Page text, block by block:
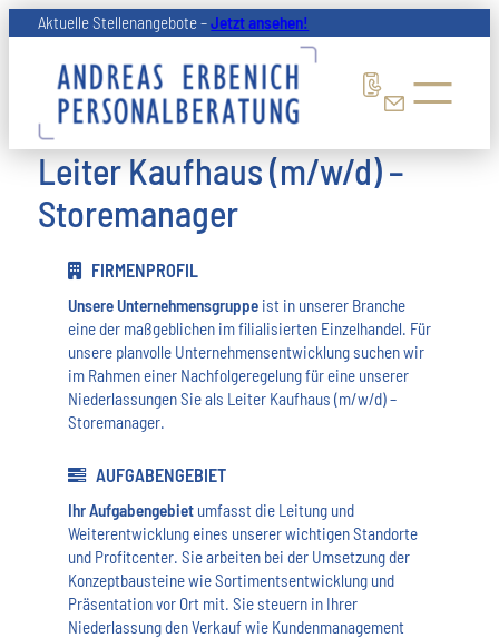
Inhalt
springen
Aktuelle Stellenangebote –Jetzt ansehen!
Leiter Kaufhaus (m/w/d) –
Storemanager
FIRMENPROFIL
Unsere Unternehmensgruppeist in unserer Branche
eine der maßgeblichen im filialisierten Einzelhandel. Für
unsere planvolle Unternehmensentwicklung suchen wir
im Rahmen einer Nachfolgeregelung für eine unserer
Niederlassungen Sie als Leiter Kaufhaus (m/w/d) –
Storemanager.
AUFGABENGEBIET
Ihr Aufgabengebietumfasst die Leitung und
Weiterentwicklung eines unserer wichtigen Standorte
und Profitcenter. Sie arbeiten bei der Umsetzung der
Konzeptbausteine wie Sortimentsentwicklung und
Präsentation vor Ort mit. Sie steuern in Ihrer
Niederlassung den Verkauf wie Kundenmanagement